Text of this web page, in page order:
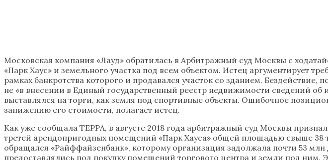
Московская компания «Лауд» обратилась в Арбитражный суд Москвы с
«Парк Хаус» и земельного участка под всем объектом. Истец аргументирует
рамках банкротства которого и продавался участок со зданием.
не «в внесении в Единый государственный реестр недвижимости сведений
выставлялся на торги, как земля под спортивные объекты. Ошибочное
занижению его стоимости, полагает истец.
Как уже сообщала ТЕРРА, в августе 2018 года арбитражный суд Москвы
третей арендопригодных помещений «Парк Хауса» общей площадью свыше 38
обращался «Райффайзенбанк», которому организация задолжала почти 53
предоставлялись под покупку помещений торгового центра и земли под ним.